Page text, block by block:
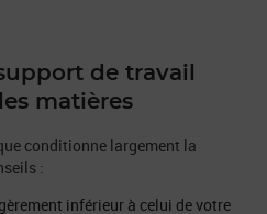
de travail
matières
conditionne largement la
:
inférieur à celui de votre